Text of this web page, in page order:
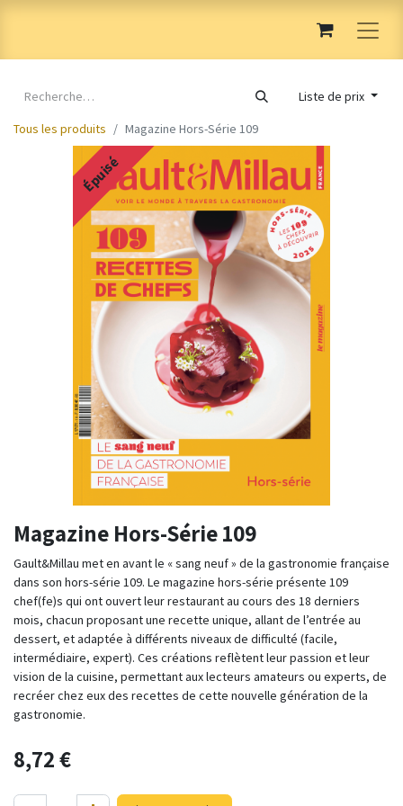
Liste de prix
Tous les produits
Magazine Hors-Série 109
Épuisé
Magazine Hors-Série 109
Gault&Millau met en avant le « sang neuf » de la gastronomie française
dans son hors-série 109. Le magazine hors-série présente 109
chef(fe)s qui ont ouvert leur restaurant au cours des 18 derniers
mois, chacun proposant une recette unique, allant de l’entrée au
dessert, et adaptée à différents niveaux de difficulté (facile,
intermédiaire, expert). Ces créations reflètent leur passion e​t leur
vision de la cuisine, permettant aux lecteurs amateurs ou experts, de
recréer chez eux des recettes de cette nouvelle génération de la
gastronomie.
8,72€